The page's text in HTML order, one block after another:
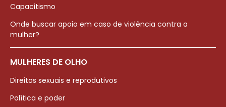
Capacitismo
Onde buscar apoio em caso de violência contra a
mulher?
MULHERES DE OLHO
Direitos sexuais e reprodutivos
Política e poder